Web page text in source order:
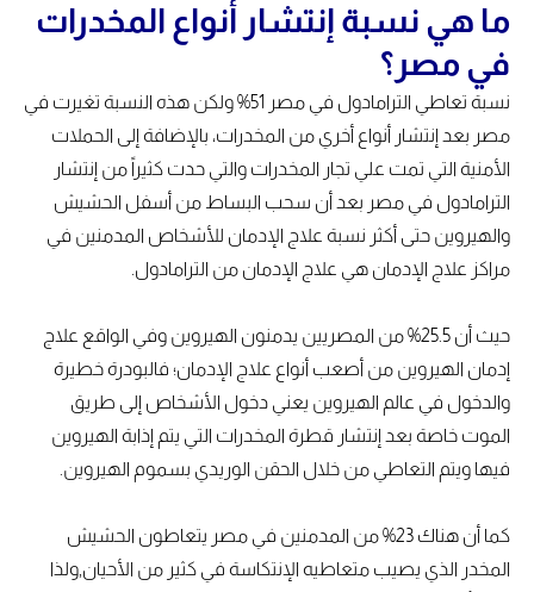
ما هي نسبة إنتشار أنواع المخدرات
في مصر؟
نسبة تعاطي الترامادول في مصر 51% ولكن هذه النسبة تغيرت في
مصر بعد إنتشار أنواع أخري من المخدرات، بالإضافة إلى الحملات
الأمنية التي تمت علي تجار المخدرات والتي حدت كثيراً من إنتشار
الترامادول في مصر بعد أن سحب البساط من أسفل الحشيش
والهيروين حتى أكثر نسبة علاج الإدمان للأشخاص المدمنين في
مراكز علاج الإدمان هي علاج الإدمان من الترامادول.
حيث أن 25.5% من المصريين يدمنون الهيروين وفي الواقع علاج
إدمان الهيروين من أصعب أنواع علاج الإدمان؛ فالبودرة خطيرة
والدخول في عالم الهيروين يعني دخول الأشخاص إلى طريق
الموت خاصة بعد إنتشار قطرة المخدرات التي يتم إذابة الهيروين
فيها ويتم التعاطي من خلال الحقن الوريدي بسموم الهيروين.
كما أن هناك 23% من المدمنين في مصر يتعاطون الحشيش
المخدر الذي يصيب متعاطيه الإنتكاسة في كثير من الأحيان,ولذا